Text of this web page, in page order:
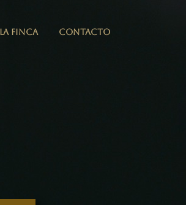
LA FINCA CONTACTO